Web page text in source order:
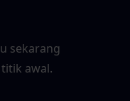
sekarang
awal.